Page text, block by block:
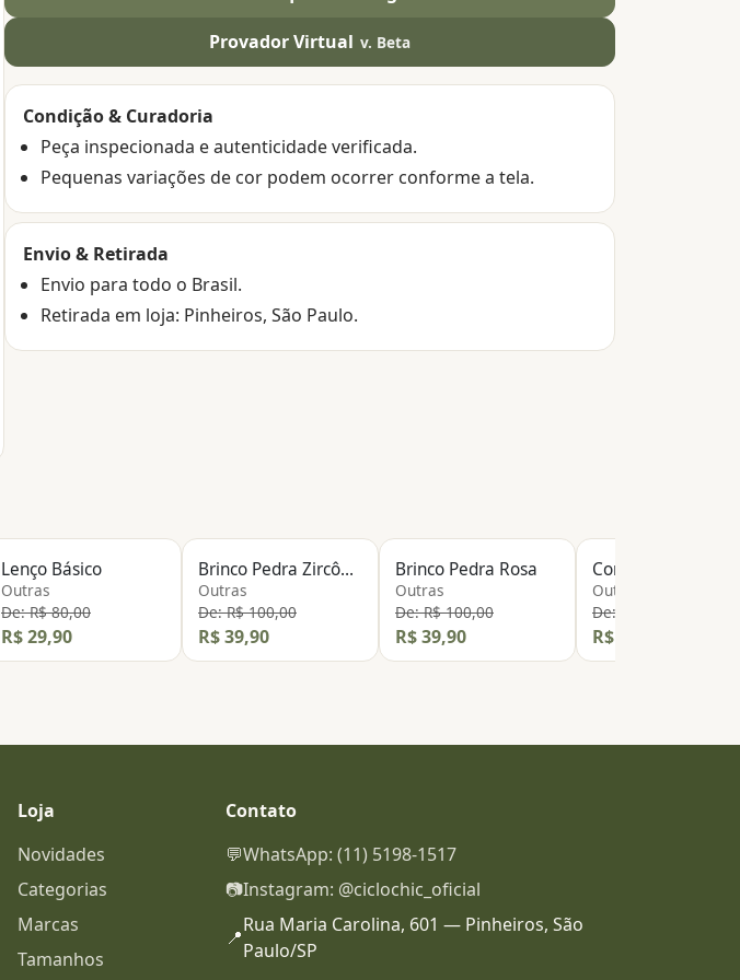
Provador Virtual v. Beta
Condição & Curadoria
Peça inspecionada e autenticidade verificada.
Pequenas variações de cor podem ocorrer conforme a tela.
Envio & Retirada
Envio para todo o Brasil.
Retirada em loja: Pinheiros, São Paulo.
Lenço Básico
Outras
De: R$ 80,00
R$ 29,90
Brinco Pedra Zircônia
Outras
De: R$ 100,00
R$ 39,90
Brinco Pedra Rosa
Outras
De: R$ 100,00
R$ 39,90
Outras
De: R$ 500,00
R$ 99,90
Loja
Novidades
Categorias
Marcas
Tamanhos
Contato
💬WhatsApp: (11) 5198-1517
📷Instagram: @ciclochic_oficial
📍
Rua Maria Carolina, 601 — Pinheiros, São
Paulo/SP